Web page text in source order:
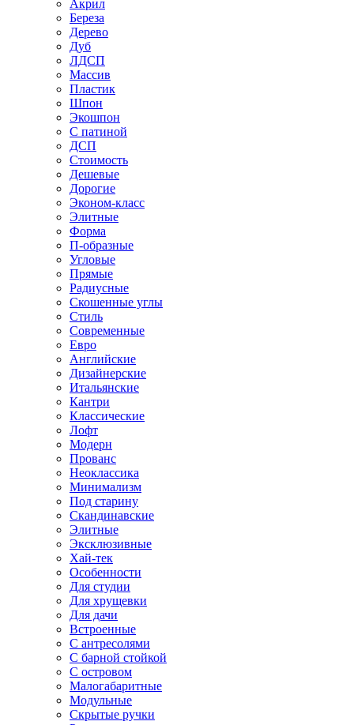
Акрил
Береза
Дерево
Дуб
ЛДСП
Массив
Пластик
Шпон
Экошпон
С патиной
ДСП
Стоимость
Дешевые
Дорогие
Эконом-класс
Элитные
Форма
П-образные
Угловые
Прямые
Радиусные
Скошенные углы
Стиль
Современные
Евро
Английские
Дизайнерские
Итальянские
Кантри
Классические
Лофт
Модерн
Прованс
Неоклассика
Минимализм
Под старину
Скандинавские
Элитные
Эксклюзивные
Хай-тек
Особенности
Для студии
Для хрущевки
Для дачи
Встроенные
С антресолями
С барной стойкой
С островом
Малогабаритные
Модульные
Скрытые ручки